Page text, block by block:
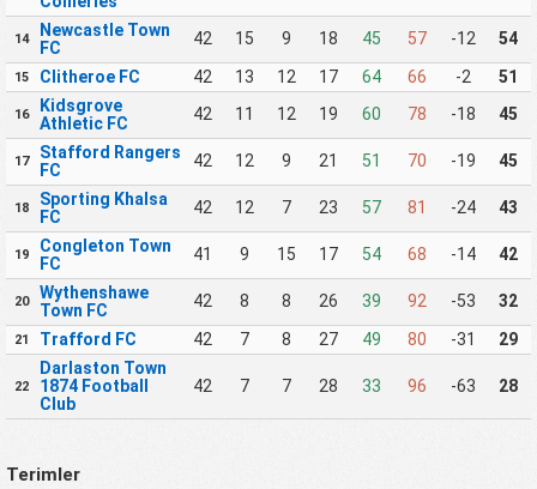
14
Newcastle Town
FC
42 15 9 18 45 57 -12 54
15 Clitheroe FC 42 13 12 17 64 66 -2 51
16
Kidsgrove
Athletic FC
42 11 12 19 60 78 -18 45
17
Stafford Rangers
FC
42 12 9 21 51 70 -19 45
18
Sporting Khalsa
FC
42 12 7 23 57 81 -24 43
19
Congleton Town
FC
41 9 15 17 54 68 -14 42
20
Wythenshawe
Town FC
42 8 8 26 39 92 -53 32
21 Trafford FC 42 7 8 27 49 80 -31 29
22
Darlaston Town
1874 Football
Club
42 7 7 28 33 96 -63 28
Terimler